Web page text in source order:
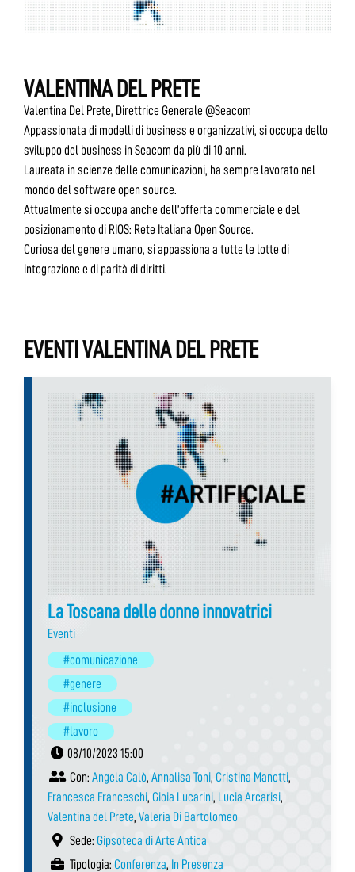
VALENTINA DEL PRETE
Valentina Del Prete, Direttrice Generale @Seacom
Appassionata di modelli di business e organizzativi, si occupa dello
sviluppo del business in Seacom da più di 10 anni.
Laureata in scienze delle comunicazioni, ha sempre lavorato nel
mondo del software open source.
Attualmente si occupa anche dell’offerta commerciale e del
posizionamento di RIOS: Rete Italiana Open Source.
Curiosa del genere umano, si appassiona a tutte le lotte di
integrazione e di parità di diritti.
EVENTI VALENTINA DEL PRETE
La Toscana delle donne innovatrici
Eventi
#comunicazione
#genere
#inclusione
#lavoro
08/10/2023 15:00
Con: Angela Calò, Annalisa Toni, Cristina Manetti,
Francesca Franceschi, Gioia Lucarini, Lucia Arcarisi,
Valentina del Prete, Valeria Di Bartolomeo
Sede: Gipsoteca di Arte Antica
Tipologia: Conferenza, In Presenza